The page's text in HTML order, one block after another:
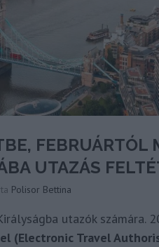
FEBRUÁRTÓL
UTAZÁS
Polisor Bettina
utazók számára.
(Electronic Travel